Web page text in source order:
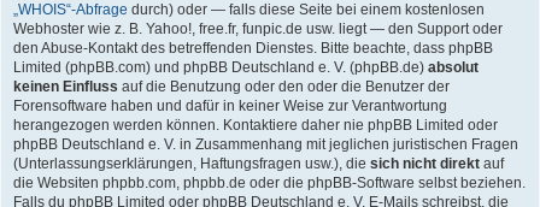
„WHOIS“-Abfrage durch) oder — falls diese Seite bei einem kostenlosen
Webhoster wie z. B. Yahoo!, free.fr, funpic.de usw. liegt — den Support oder
den Abuse-Kontakt des betreffenden Dienstes. Bitte beachte, dass phpBB
Limited (phpBB.com) und phpBB Deutschland e. V. (phpBB.de) absolut
keinen Einfluss auf die Benutzung oder den oder die Benutzer der
Forensoftware haben und dafür in keiner Weise zur Verantwortung
herangezogen werden können. Kontaktiere daher nie phpBB Limited oder
phpBB Deutschland e. V. in Zusammenhang mit jeglichen juristischen Fragen
(Unterlassungserklärungen, Haftungsfragen usw.), die sich nicht direkt auf
die Websiten phpbb.com, phpbb.de oder die phpBB-Software selbst beziehen.
Falls du phpBB Limited oder phpBB Deutschland e. V. E-Mails schreibst, die